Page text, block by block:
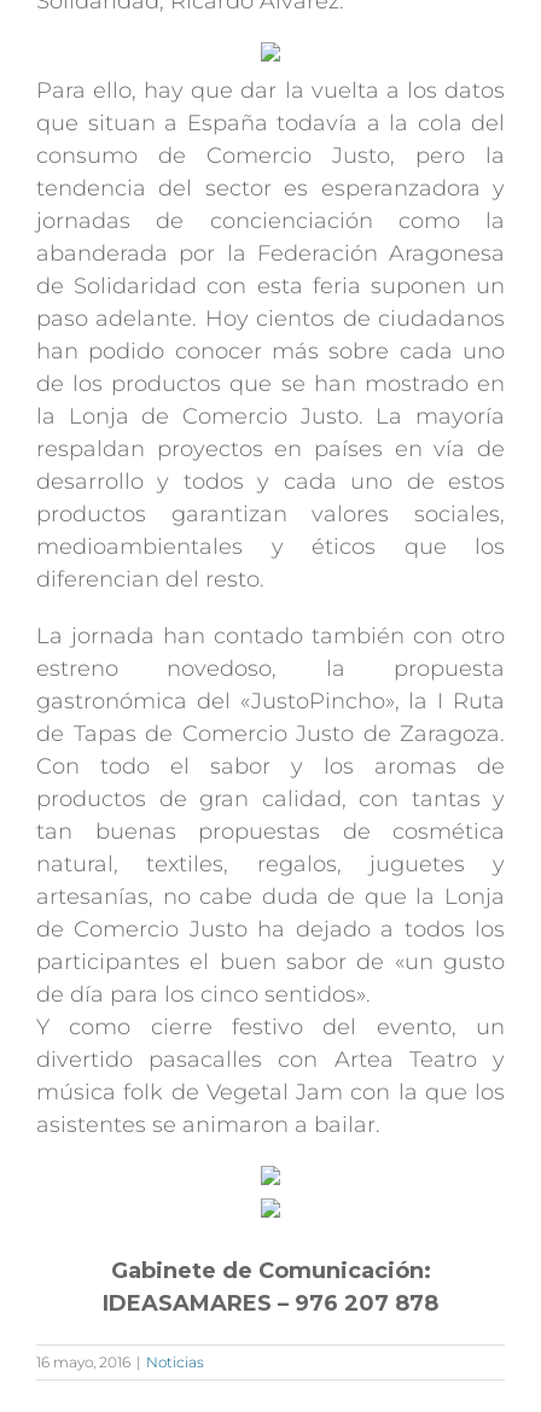
Para ello, hay que dar la vuelta a los datos
que situan a España todavía a la cola del
consumo de Comercio Justo, pero la
tendencia del sector es esperanzadora y
jornadas de concienciación como la
abanderada por la Federación Aragonesa
de Solidaridad con esta feria suponen un
paso adelante. Hoy cientos de ciudadanos
han podido conocer más sobre cada uno
de los productos que se han mostrado en
la Lonja de Comercio Justo. La mayoría
respaldan proyectos en países en vía de
desarrollo y todos y cada uno de estos
productos garantizan valores sociales,
medioambientales y éticos que los
diferencian del resto.
La jornada han contado también con otro
estreno novedoso, la propuesta
gastronómica del «JustoPincho», la I Ruta
de Tapas de Comercio Justo de Zaragoza.
Con todo el sabor y los aromas de
productos de gran calidad, con tantas y
tan buenas propuestas de cosmética
natural, textiles, regalos, juguetes y
artesanías, no cabe duda de que la Lonja
de Comercio Justo ha dejado a todos los
participantes el buen sabor de «un gusto
de día para los cinco sentidos».
Y como cierre festivo del evento, un
divertido pasacalles con Artea Teatro y
música folk de Vegetal Jam con la que los
asistentes se animaron a bailar.
Gabinete de Comunicación:
IDEASAMARES – 976 207 878
16 mayo, 2016 | Noticias